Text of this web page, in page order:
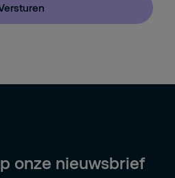
medewerkers)
onze nieuwsbrief